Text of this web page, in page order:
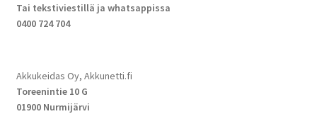
Tai tekstiviestillä ja whatsappissa
0400 724 704
Akkukeidas Oy, Akkunetti.fi
Toreenintie 10 G
01900 Nurmijärvi